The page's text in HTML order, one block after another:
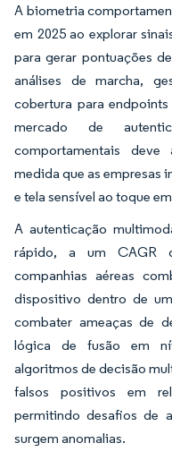
A biometria
em 2025 ao explorar
para gerar pontuações
análises de marcha,
cobertura para
mercado de
comportamentais
medida que as empresas
e tela sensível ao toque
A autenticação
rápido, a um CAGR
companhias aéreas
dispositivo dentro de
combater ameaças de
lógica de fusão em
algoritmos de decisão
falsos positivos em
permitindo desafios de
surgem anomalias.